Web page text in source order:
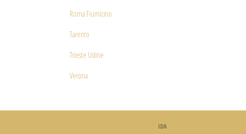
Roma Fiumicino
Tarento
Trieste Udine
Verona
IDA